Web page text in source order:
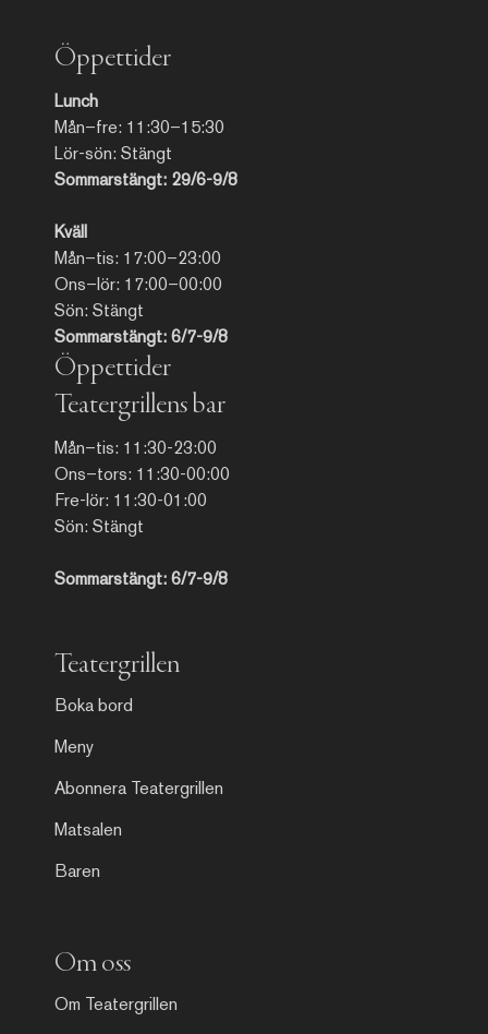
Öppettider
Lunch
Mån–fre: 11:30–15:30
Lör-sön: Stängt
Sommarstängt: 29/6-9/8
Kväll
Mån–tis: 17:00–23:00
Ons–lör: 17:00–00:00
Sön: Stängt
Sommarstängt: 6/7-9/8
Öppettider
Teatergrillens bar
Mån–tis: 11:30-23:00
Ons–tors: 11:30-00:00
Fre-lör: 11:30-01:00
Sön: Stängt
Sommarstängt: 6/7-9/8
Teatergrillen
Boka bord
Meny
Abonnera Teatergrillen
Matsalen
Baren
Om oss
Om Teatergrillen